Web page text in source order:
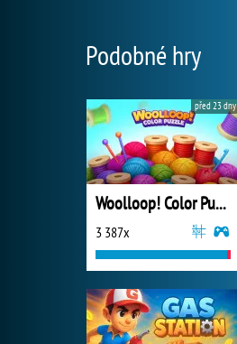
Podobné hry
Woolloop! Color Puzzle
3 387x
před 23 dny